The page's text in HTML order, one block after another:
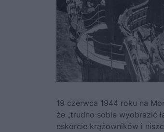
19 czerwca 1944 roku na
że „trudno sobie wyobrazić
eskorcie krążowników i